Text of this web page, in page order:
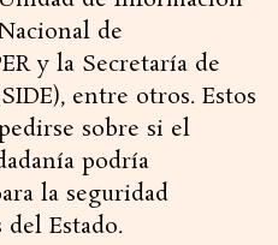
de
y la Secretaría de
entre otros. Estos
sobre si el
podría
la seguridad
Estado.